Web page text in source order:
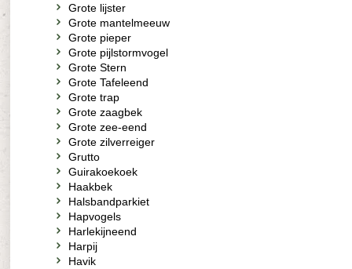
Grote lijster
Grote mantelmeeuw
Grote pieper
Grote pijlstormvogel
Grote Stern
Grote Tafeleend
Grote trap
Grote zaagbek
Grote zee-eend
Grote zilverreiger
Grutto
Guirakoekoek
Haakbek
Halsbandparkiet
Hapvogels
Harlekijneend
Harpij
Havik